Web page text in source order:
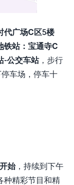
代广场C区5楼
铁站：宝通寺C
-公交车站，步行
车场，停车十
始，持续到下午
种精彩节目和精